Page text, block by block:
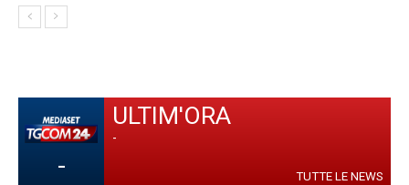
-
ULTIM'ORA
-
TUTTE LE NEWS